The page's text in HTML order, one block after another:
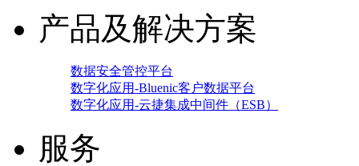
产品及解决方案
数据安全管控平台
数字化应用-Bluenic客户数据平台
数字化应用-云捷集成中间件（ESB）
服务